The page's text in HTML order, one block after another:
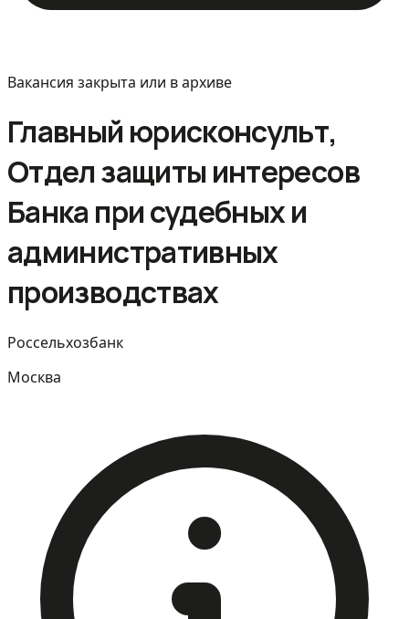
Вакансия закрыта или в архиве
Главный юрисконсульт,
Отдел защиты интересов
Банка при судебных и
административных
производствах
Россельхозбанк
Москва